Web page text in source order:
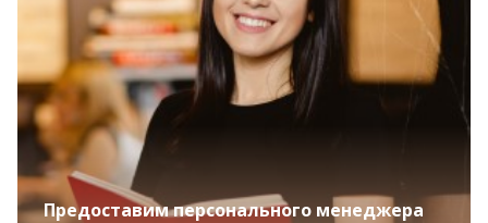
Предоставим персонального менеджера